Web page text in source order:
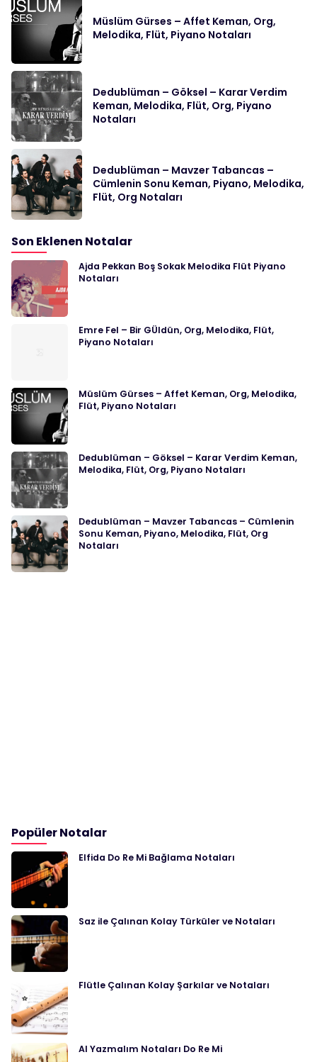
Müslüm Gürses – Affet Keman, Org,
Melodika, Flüt, Piyano Notaları
Dedublüman – Göksel – Karar Verdim
Keman, Melodika, Flüt, Org, Piyano
Notaları
Dedublüman – Mavzer Tabancas –
Cümlenin Sonu Keman, Piyano, Melodika,
Flüt, Org Notaları
Son Eklenen Notalar
Ajda Pekkan Boş Sokak Melodika Flüt Piyano
Notaları
Emre Fel – Bir GÜldün, Org, Melodika, Flüt,
Piyano Notaları
Müslüm Gürses – Affet Keman, Org, Melodika,
Flüt, Piyano Notaları
Dedublüman – Göksel – Karar Verdim Keman,
Melodika, Flüt, Org, Piyano Notaları
Dedublüman – Mavzer Tabancas – Cümlenin
Sonu Keman, Piyano, Melodika, Flüt, Org
Notaları
Popüler Notalar
Elfida Do Re Mi Bağlama Notaları
Saz ile Çalınan Kolay Türküler ve Notaları
Flütle Çalınan Kolay Şarkılar ve Notaları
Al Yazmalım Notaları Do Re Mi